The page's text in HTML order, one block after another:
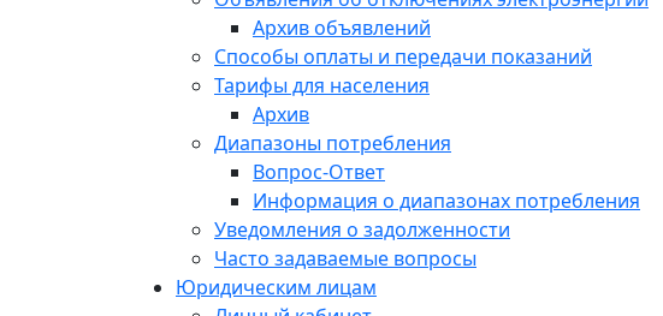
Архив объявлений
Способы оплаты и передачи показаний
Тарифы для населения
Архив
Диапазоны потребления
Вопрос-Ответ
Информация о диапазонах потребления
Уведомления о задолженности
Часто задаваемые вопросы
Юридическим лицам